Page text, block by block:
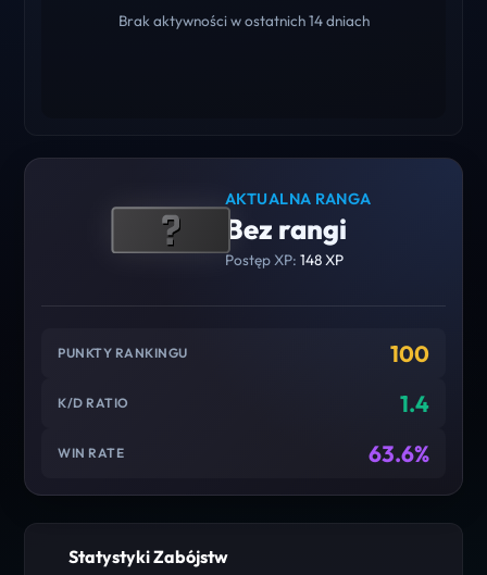
Brak aktywności w ostatnich 14 dniach
AKTUALNA RANGA
Bez rangi
Postęp XP: 148 XP
PUNKTY RANKINGU 100
K/D RATIO 1.4
WIN RATE 63.6%
Statystyki Zabójstw